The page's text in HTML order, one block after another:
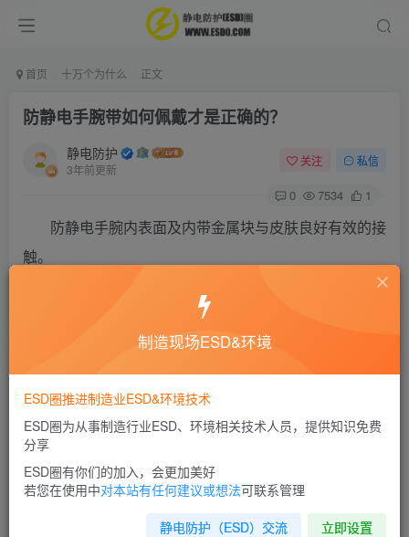
首页 十万个为什么 正文
防静电手腕带如何佩戴才是正确的？
静电防护
3年前更新
关注 私信
0 7534 1
防静电手腕内表面及内带金属块与皮肤良好有效的接
触。
注意：不得佩戴在衣袖及手套上等。
如有侵权，请邮件联系 admin@esd0.com 删除。
=======================================
本站发布的文章以及附件仅限用于学习和研究使用；不得将上述内容
用于商业或者非法用途，否则，后果请用户自负。
本站信息来自网络，版权争议与本站无关。您必须在下载后的24个小
时之内，从您的电脑中彻底删除上述内容。
制造现场ESD&环境
ESD圈推进制造业ESD&环境技术
ESD圈为从事制造行业ESD、环境相关技术人员，提供知识免费
分享
ESD圈有你们的加入，会更加美好
若您在使用中对本站有任何建议或想法可联系管理
静电防护（ESD）交流 立即设置